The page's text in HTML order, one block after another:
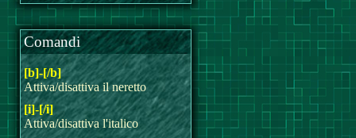
Comandi
[b]-[/b]
Attiva/disattiva il neretto
[i]-[/i]
Attiva/disattiva l'italico